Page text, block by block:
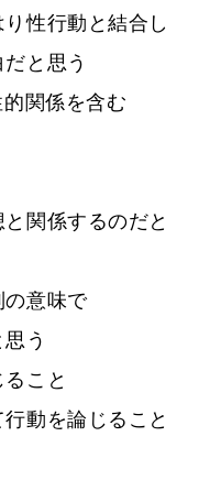
性行動と結合し
と思う
関係を含む
関係するのだと
の意味で
う
こと
動を論じること